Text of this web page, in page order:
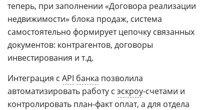
теперь, при заполнении «Договора реализации
недвижимости» блока продаж, система
самостоятельно формирует цепочку связанных
документов: контрагентов, договоры
инвестирования и т.д.
Интеграция с API банка позволила
автоматизировать работу с эскроу-счетами и
контролировать план-факт оплат, а для отдела